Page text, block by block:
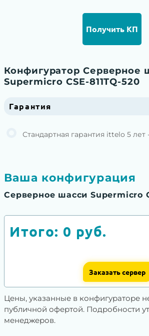
Получить КП
Конфигуратор Серверное
Supermicro CSE-811TQ-520
Гарантия
Стандартная гарантия ittelo 5 лет
Ваша конфигурация
Серверное шасси Supermicro
Итого: 0 руб.
Заказать сервер
Цены, указанные в конфигураторе
публичной офертой. Подробности
менеджеров.